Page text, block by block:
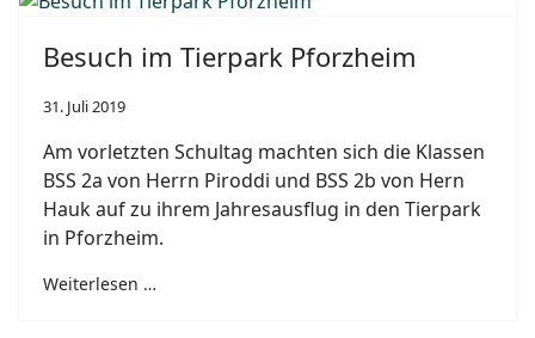
Besuch im Tierpark Pforzheim
31. Juli 2019
Am vorletzten Schultag machten sich die Klassen
BSS 2a von Herrn Piroddi und BSS 2b von Hern
Hauk auf zu ihrem Jahresausflug in den Tierpark
in Pforzheim.
Weiterlesen …